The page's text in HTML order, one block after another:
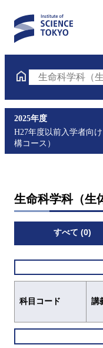
生命科学科（
2025年度
H27年度以前入学者向け
構コース）
生命科学科（生
すべて (0)
科目コード 講